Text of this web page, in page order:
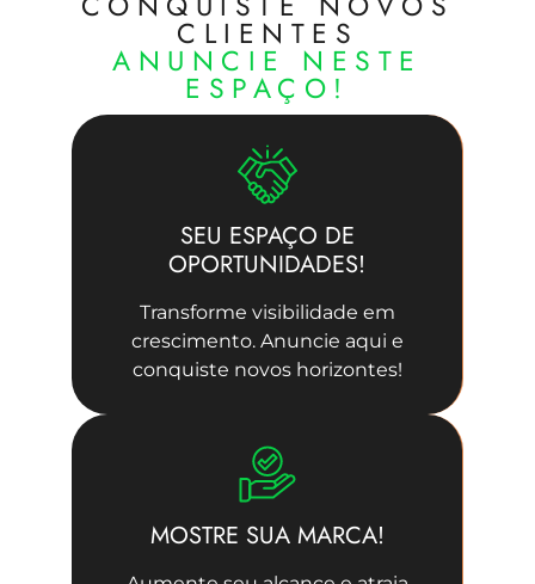
CLIENTES
ANUNCIE NESTE
ESPAÇO!
SEU ESPAÇO DE
OPORTUNIDADES!
Transforme visibilidade em
crescimento. Anuncie aqui e
conquiste novos horizontes!
MOSTRE SUA MARCA!